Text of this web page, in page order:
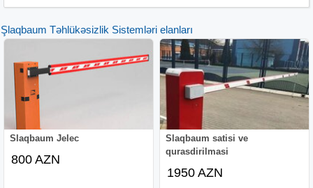
Şlaqbaum Təhlükəsizlik Sistemləri elanları
Slaqbaum Jelec
800 AZN
Slaqbaum satisi ve
qurasdirilmasi
1950 AZN